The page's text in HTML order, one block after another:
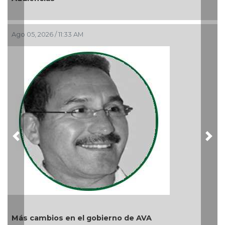
Ago 05, 2026 / 11:33 AM
Más cambios en el gobierno de AVA